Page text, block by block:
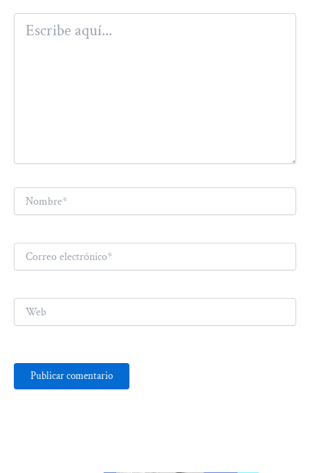
Escribe
aquí...
Correo
electrónico*
Web